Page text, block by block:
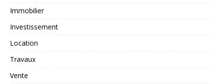
Immobilier
Investissement
Location
Travaux
Vente